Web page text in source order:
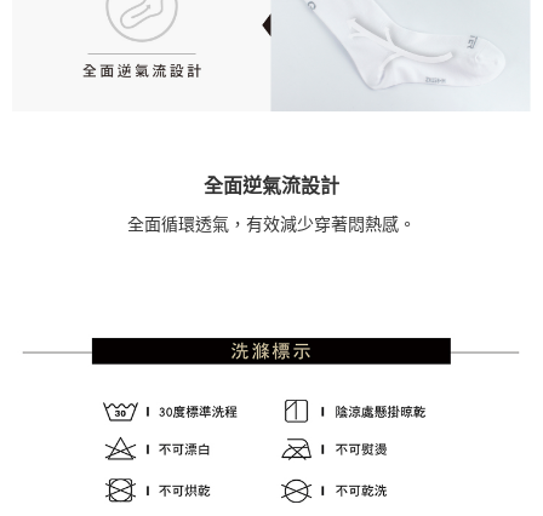
全面逆氣流設計
全面循環透氣，有效減少穿著悶熱感。